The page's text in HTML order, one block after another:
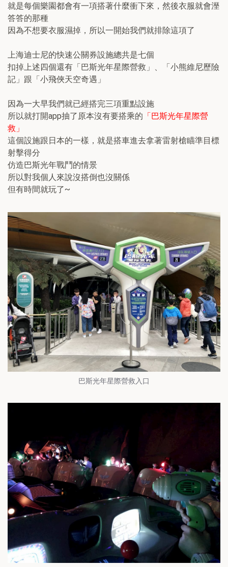
就是每個樂園都會有一項搭著什麼衝下來，然後衣服就會溼
答答的那種
因為不想要衣服濕掉，所以一開始我們就排除這項了
上海迪士尼的快速公關券設施總共是七個
扣掉上述四個還有「巴斯光年星際營救」、「小熊維尼歷險
記」跟「小飛俠天空奇遇」
因為一大早我們就已經搭完三項重點設施
所以就打開app抽了原本沒有要搭乘的 「巴斯光年星際營
救」
這個設施跟日本的一樣，就是搭車進去拿著雷射槍瞄準目標
射擊得分
仿造巴斯光年戰鬥的情景
所以對我個人來說沒搭倒也沒關係
但有時間就玩了~
巴斯光年星際營救入口